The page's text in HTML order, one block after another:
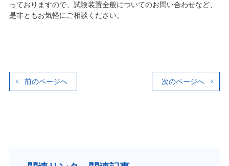
っておりますので、試験装置全般についてのお問い合わせなど、
是非ともお気軽にご相談ください。
前のページへ 次のページへ